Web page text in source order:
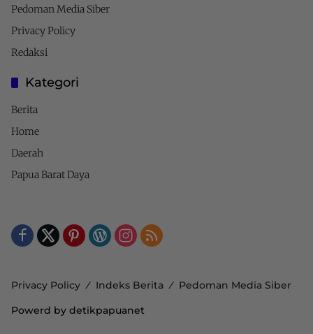
Pedoman Media Siber
Privacy Policy
Redaksi
Kategori
Berita
Home
Daerah
Papua Barat Daya
Privacy Policy Indeks Berita
Pedoman Media Siber
Powerd by detikpapuanet